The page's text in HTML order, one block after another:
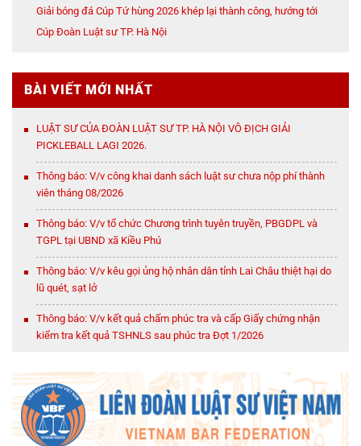
Giải bóng đá Cúp Tứ hùng 2026 khép lại thành công, hướng tới
Cúp Đoàn Luật sư TP. Hà Nội
BÀI VIẾT MỚI NHẤT
LUẬT SƯ CỦA ĐOÀN LUẬT SƯ TP. HÀ NỘI VÔ ĐỊCH GIẢI
PICKLEBALL LAGI 2026.
Thông báo: V/v công khai danh sách luật sư chưa nộp phí thành
viên tháng 08/2026
Thông báo: V/v tổ chức Chương trình tuyên truyền, PBGDPL và
TGPL tại UBND xã Kiều Phú
Thông báo: V/v kêu gọi ủng hộ nhân dân tỉnh Lai Châu thiệt hại do
lũ quét, sạt lở
Thông báo: V/v kết quả chấm phúc tra và cấp Giấy chứng nhận
kiểm tra kết quả TSHNLS sau phúc tra Đợt 1/2026